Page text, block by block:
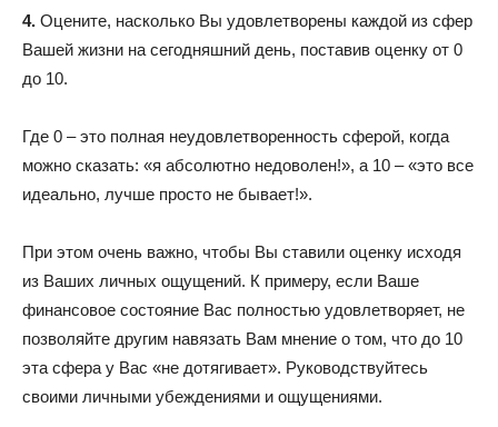
4. Оцените, насколько Вы удовлетворены каждой из сфер
Вашей жизни на сегодняшний день, поставив оценку от 0
до 10.
Где 0 – это полная неудовлетворенность сферой, когда
можно сказать: «я абсолютно недоволен!», а 10 – «это все
идеально, лучше просто не бывает!».
При этом очень важно, чтобы Вы ставили оценку исходя
из Ваших личных ощущений. К примеру, если Ваше
финансовое состояние Вас полностью удовлетворяет, не
позволяйте другим навязать Вам мнение о том, что до 10
эта сфера у Вас «не дотягивает». Руководствуйтесь
своими личными убеждениями и ощущениями.